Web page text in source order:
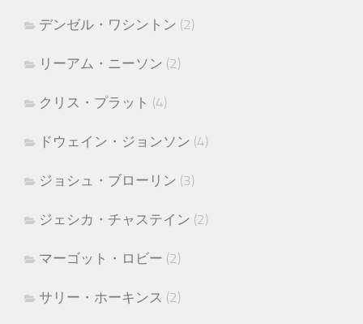
デンゼル・ワシントン (2)
リーアム・ニーソン (2)
クリス・プラット (4)
ドウェイン・ジョンソン (4)
ジョシュ・ブローリン (3)
ジェシカ・チャステイン (2)
マーゴット・ロビー (2)
サリー・ホーキンス (2)